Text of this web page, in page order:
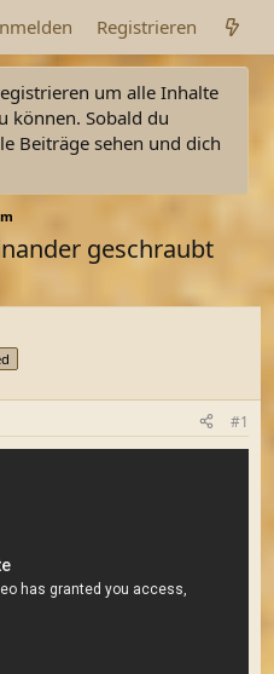
Registrieren
um alle Inhalte
können. Sobald du
Beiträge sehen und dich
geschraubt
#1